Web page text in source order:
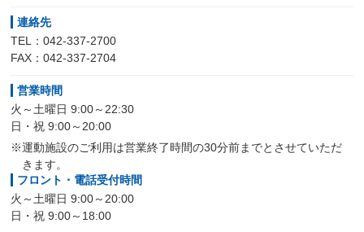
連絡先
TEL：042-337-2700
FAX：042-337-2704
営業時間
火～土曜日 9:00～22:30
日・祝 9:00～20:00
※運動施設のご利用は営業終了時間の30分前までとさせていただ
きます。
フロント・電話受付時間
火～土曜日 9:00～20:00
日・祝 9:00～18:00